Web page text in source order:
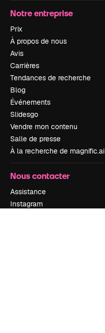
Notre entreprise
Prix
À propos de nous
Avis
Carrières
Tendances de recherche
Blog
Événements
Slidesgo
Vendre mon contenu
Salle de presse
À la recherche de magnific.ai
Nous contacter
Assistance
Instagram